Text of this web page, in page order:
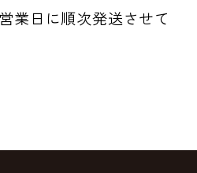
業日に順次発送させて